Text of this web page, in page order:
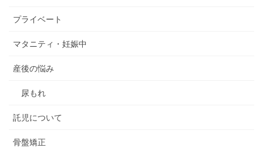
プライベート
マタニティ・妊娠中
産後の悩み
尿もれ
託児について
骨盤矯正